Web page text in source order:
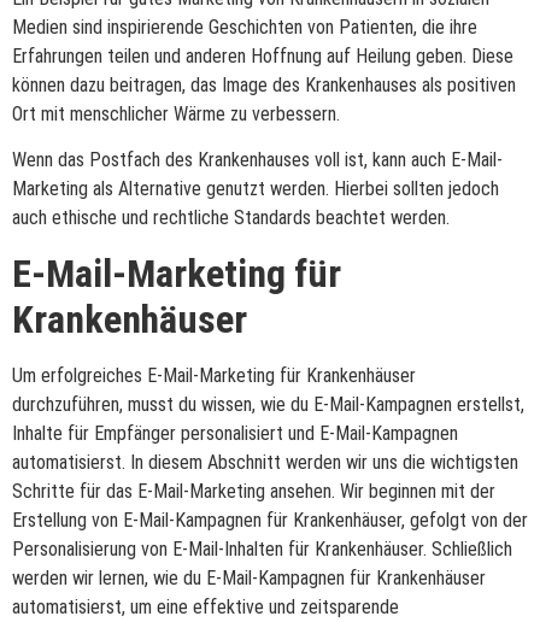
Medien sind inspirierende Geschichten von Patienten, die ihre
Erfahrungen teilen und anderen Hoffnung auf Heilung geben. Diese
können dazu beitragen, das Image des Krankenhauses als positiven
Ort mit menschlicher Wärme zu verbessern.
Wenn das Postfach des Krankenhauses voll ist, kann auch E-Mail-
Marketing als Alternative genutzt werden. Hierbei sollten jedoch
auch ethische und rechtliche Standards beachtet werden.
E-Mail-Marketing für
Krankenhäuser
Um erfolgreiches E-Mail-Marketing für Krankenhäuser
durchzuführen, musst du wissen, wie du E-Mail-Kampagnen erstellst,
Inhalte für Empfänger personalisiert und E-Mail-Kampagnen
automatisierst. In diesem Abschnitt werden wir uns die wichtigsten
Schritte für das E-Mail-Marketing ansehen. Wir beginnen mit der
Erstellung von E-Mail-Kampagnen für Krankenhäuser, gefolgt von der
Personalisierung von E-Mail-Inhalten für Krankenhäuser. Schließlich
werden wir lernen, wie du E-Mail-Kampagnen für Krankenhäuser
automatisierst, um eine effektive und zeitsparende